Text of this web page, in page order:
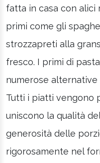
fatta in casa con
primi come gli
strozzapreti alla
fresco. I primi di
numerose alternative
Tutti i piatti vengono
uniscono la qualità
generosità delle
rigorosamente nel